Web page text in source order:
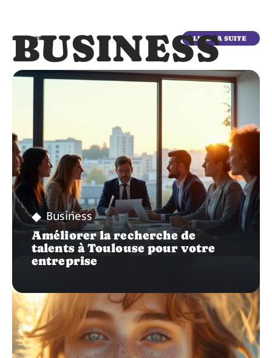
BUSINESS
BUSINESS LIRE LA SUITE
Business
Améliorer la recherche de
talents à Toulouse pour votre
entreprise